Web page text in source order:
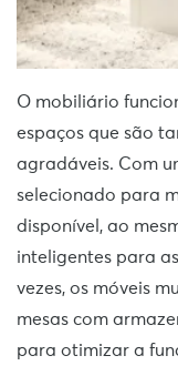
O mobiliário
espaços que são
agradáveis. Com
selecionado para
disponível, ao
inteligentes para
vezes, os móveis
mesas com
para otimizar a